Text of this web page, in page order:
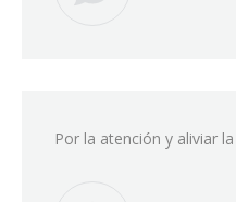
Por la atención y aliviar